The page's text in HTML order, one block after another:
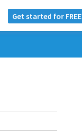
Get started for FREE